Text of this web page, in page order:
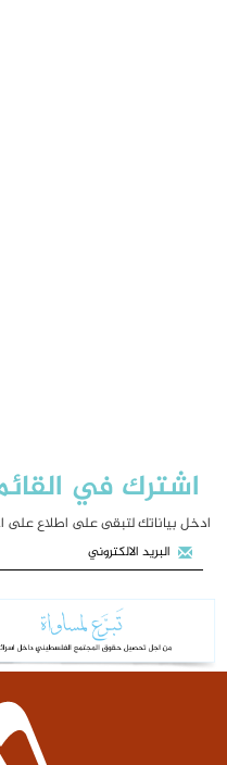
اشترك في
ادخل بياناتك لتبقى على اطلاع على